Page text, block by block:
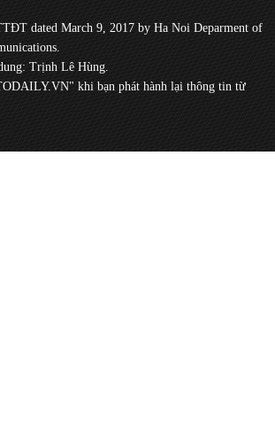
dated March 9, 2017 by Ha Noi Deparment of
Trịnh Lê Hùng.
khi bạn phát hành lại thông tin từ